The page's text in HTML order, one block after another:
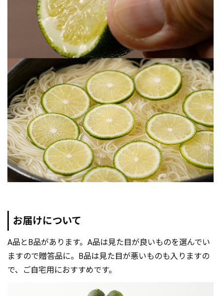
お届けについて
A品とB品があります。A品は見た目が良いものを選んでい
ますので贈答品に。B品は見た目が悪いものも入りますの
で、ご自宅用におすすめです。